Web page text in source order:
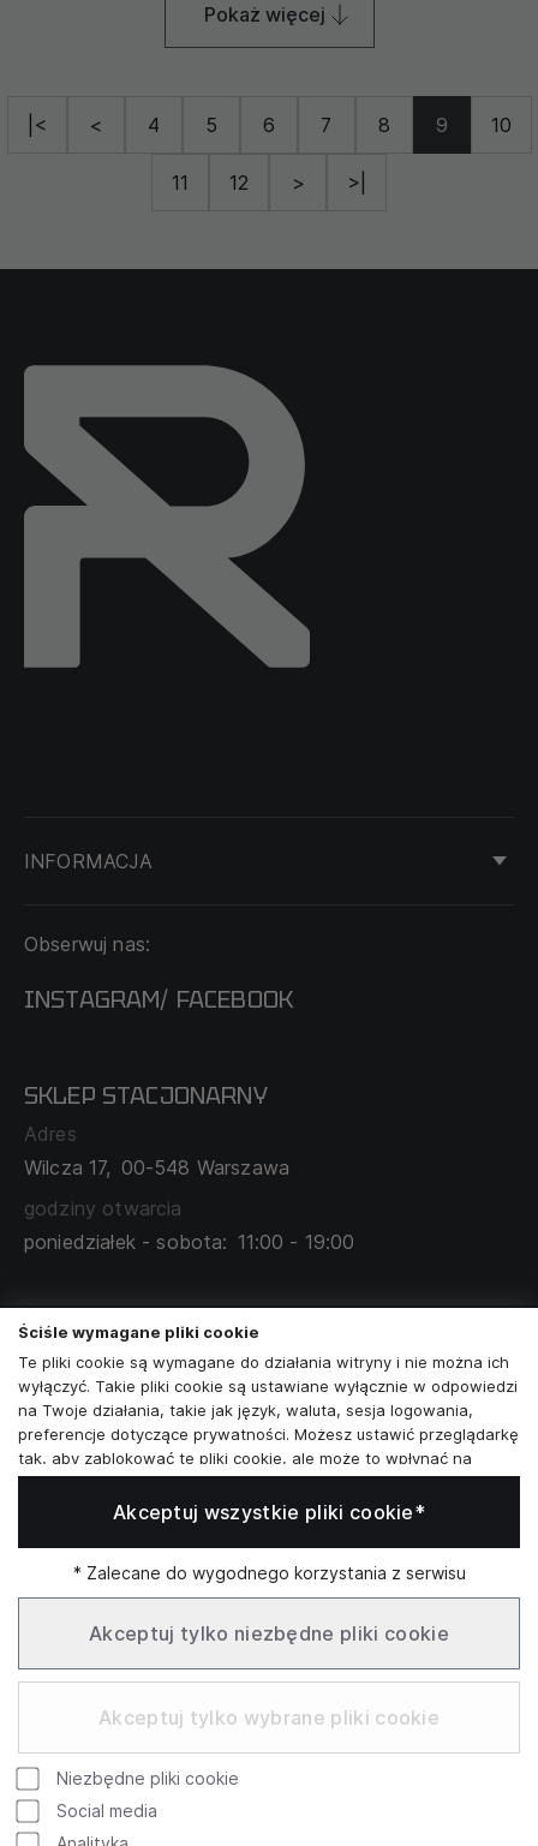
Pokaż więcej
|< < 4 5 6 7 8 9 10
11 12 > >|
INFORMACJA
DOSTAWA I PŁATNOŚĆ
O NAS
MAPA SERWISU
ZAMÓWIENIA KORPORACYJNE
WSPÓŁPRACA Z PARTNERAMI
Obserwuj nas:
INSTAGRAM/ FACEBOOK
SKLEP STACJONARNY
Adres
Wilcza 17, 00-548 Warszawa
godziny otwarcia
poniedziałek - sobota: 11:00 - 19:00
Skontaktuj się z nami
+48573581161
info@reytel.pl
Skontaktuj się z nami:
Whatsapp
Infolinia: Pn–Pt 09:00–17:00
Ściśle wymagane pliki cookie
Te pliki cookie są wymagane do działania witryny i nie można ich
wyłączyć. Takie pliki cookie są ustawiane wyłącznie w odpowiedzi
na Twoje działania, takie jak język, waluta, sesja logowania,
preferencje dotyczące prywatności. Możesz ustawić przeglądarkę
tak, aby zablokować te pliki cookie, ale może to wpłynąć na
sposób działania naszej witryny.
Analizy i statystyki
Marketing i retargeting
Te pliki cookie są zwykle ustawiane przez naszych partnerów
marketingowych i reklamowych. Mogą być przez nich
wykorzystywane do tworzenia profilu Twoich zainteresowań, a
następnie wyświetlania odpowiednich reklam. Jeśli nie zezwolisz
Twoich interesów.
Funkcjonalne pliki cookie
Te pliki cookie umożliwiają naszej witrynie oferowanie
dodatkowych funkcji i ustawień osobistych. Mogą być ustawione
przez nas lub przez zewnętrznych dostawców usług, których
Akceptuj wszystkie pliki cookie*
* Zalecane do wygodnego korzystania z serwisu
Akceptuj tylko niezbędne pliki cookie
Akceptuj tylko wybrane pliki cookie
Niezbędne pliki cookie
Social media